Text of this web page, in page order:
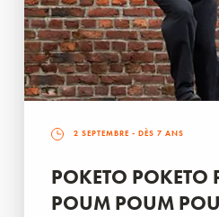
2 SEPTEMBRE - DÈS 7 ANS
POKETO POKETO
POUM POUM